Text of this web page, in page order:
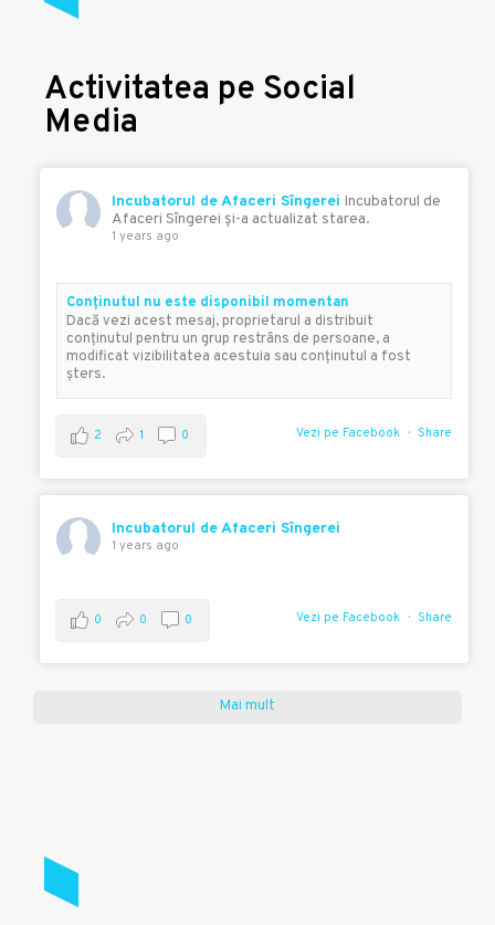
Activitatea pe Social
Media
Incubatorul de Afaceri Sîngerei Incubatorul de
Afaceri Sîngerei şi-a actualizat starea.
1 years ago
Conţinutul nu este disponibil momentan
Dacă vezi acest mesaj, proprietarul a distribuit
conţinutul pentru un grup restrâns de persoane, a
modificat vizibilitatea acestuia sau conţinutul a fost
şters.
Vezi pe Facebook Share
2 1 0
Incubatorul de Afaceri Sîngerei
1 years ago
Vezi pe Facebook Share
0 0 0
Mai mult